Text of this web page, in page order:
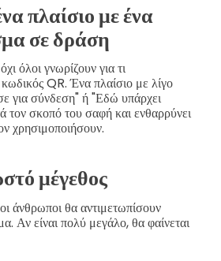
πλαίσιο με ένα
σε δράση
όλοι γνωρίζουν για τι
κωδικός QR. Ένα πλαίσιο με λίγο
για σύνδεση" ή "Εδώ υπάρχει
τον σκοπό του σαφή και ενθαρρύνει
χρησιμοποιήσουν.
μέγεθος
άνθρωποι θα αντιμετωπίσουν
Αν είναι πολύ μεγάλο, θα φαίνεται